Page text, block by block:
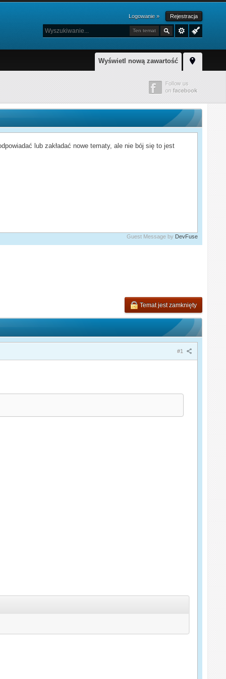
Logowanie » Rejestracja
Ten temat
Wyświetl nową zawartość
lub zakładać nowe tematy, ale nie bój się to jest
Guest Message by DevFuse
Temat jest zamknięty
#1